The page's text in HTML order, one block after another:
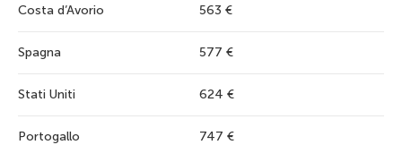
Costa d’Avorio 563 €
Spagna 577 €
Stati Uniti 624 €
Portogallo 747 €